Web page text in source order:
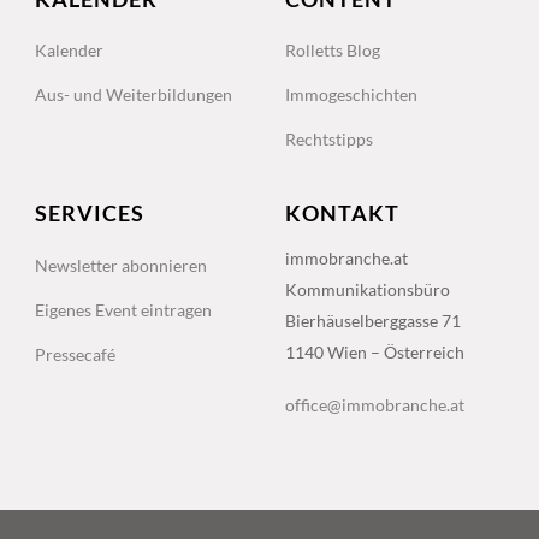
Kalender
Aus- und Weiterbildungen
Rolletts Blog
Immogeschichten
Rechtstipps
SERVICES
Newsletter abonnieren
Eigenes Event eintragen
Pressecafé
KONTAKT
immobranche.at
Kommunikationsbüro
Bierhäuselberggasse 71
1140 Wien – Österreich
office@immobranche.at